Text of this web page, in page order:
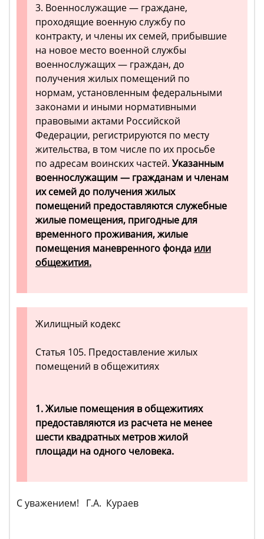
3. Военнослужащие — граждане,
проходящие военную службу по
контракту, и члены их семей, прибывшие
на новое место военной службы
военнослужащих — граждан, до
получения жилых помещений по
нормам, установленным федеральными
законами и иными нормативными
правовыми актами Российской
Федерации, регистрируются по месту
жительства, в том числе по их просьбе
по адресам воинских частей. Указанным
военнослужащим — гражданам и членам
их семей до получения жилых
помещений предоставляются служебные
жилые помещения, пригодные для
временного проживания, жилые
помещения маневренного фонда или
общежития.
Жилищный кодекс
Статья 105. Предоставление жилых
помещений в общежитиях
1. Жилые помещения в общежитиях
предоставляются из расчета не менее
шести квадратных метров жилой
площади на одного человека.
С уважением! Г.А. Кураев